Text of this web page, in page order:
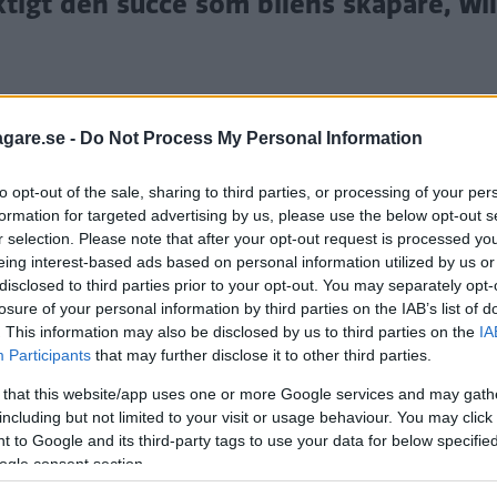
- Do Not Process My Personal Information
opt-out of the sale, sharing to third parties, or processing of your
for targeted advertising by us, please use the below opt-out
selection. Please note that after your opt-out request is processed
interest-based ads based on personal information utilized by us
to third parties prior to your opt-out. You may separately
of your personal information by third parties on the IAB’s list of
This information may also be disclosed by us to third parties on the
Participants that may further disclose it to other third parties.
that this website/app uses one or more Google services and may
but not limited to your visit or usage behaviour. You may
to Google and its third-party tags to use your data for below
consent section.
få fart på republiken Irlands ekonomi och göra
och det här gäller Irland som knappast är känt för
haft fabriker här. Den första VW Typ 1 som
Dublin.
William Curtis börjar med att amerikanen
talet. Han noterar skillnaden i välstånd mellan